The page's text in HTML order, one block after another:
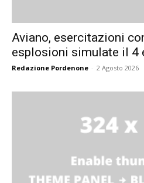
Aviano, esercitazioni
esplosioni simulate il 4
Redazione Pordenone - 2 Agosto 2026